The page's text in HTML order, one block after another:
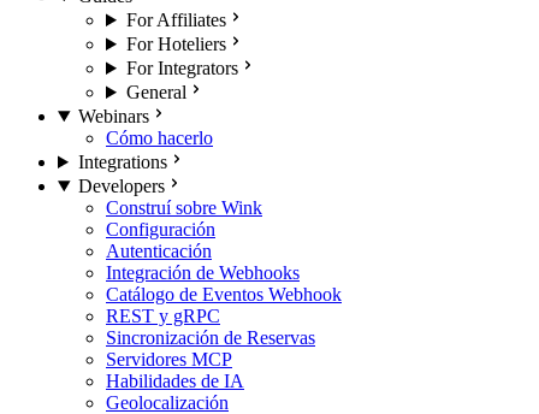
For Affiliates
For Hoteliers
For Integrators
General
Webinars
Cómo hacerlo
Integrations
Developers
Construí sobre Wink
Configuración
Autenticación
Integración de Webhooks
Catálogo de Eventos Webhook
REST y gRPC
Sincronización de Reservas
Servidores MCP
Habilidades de IA
Geolocalización